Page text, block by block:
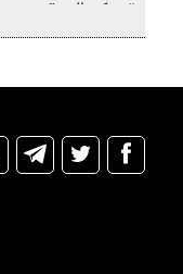
“عسكرة البحر”